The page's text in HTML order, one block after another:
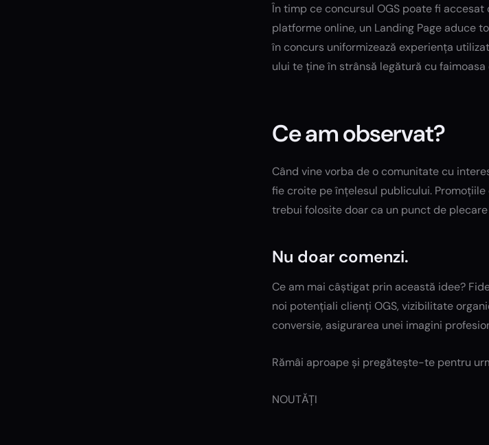
În timp ce concursul OGS poate fi
platforme online, un Landing Page aduce
în concurs uniformizează experiența
ului te ține în strânsă legătură cu
Ce am observat?
Când vine vorba de o comunitate cu
fie croite pe înțelesul publicului.
trebui folosite doar ca un punct de
Nu doar comenzi.
Ce am mai câștigat prin această idee?
noi potențiali clienți OGS, vizibilitate
conversie, asigurarea unei imagini
Rămâi aproape și pregătește-te pentru
NOUTĂȚI